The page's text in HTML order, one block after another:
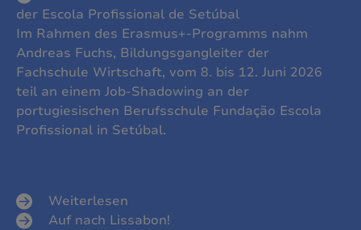
der Escola Profissional de Setúbal
Im Rahmen des Erasmus+-Programms nahm
Andreas Fuchs, Bildungsgangleiter der
Fachschule Wirtschaft, vom 8. bis 12. Juni 2026
teil an einem Job-Shadowing an der
portugiesischen Berufsschule Fundação Escola
Profissional in Setúbal.
Weiterlesen
Auf nach Lissabon!